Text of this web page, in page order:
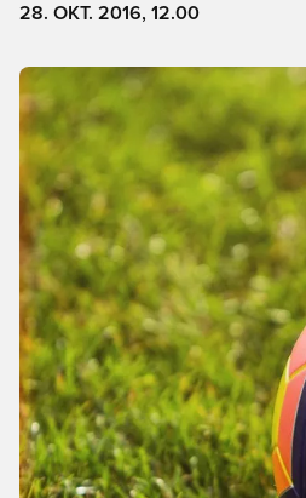
28. OKT. 2016, 12.00